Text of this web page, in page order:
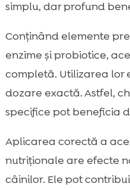
simplu, dar profund
Conținând elemente
enzime și probiotice,
completă. Utilizarea lor
dozare exactă. Astfel,
specifice pot beneficia
Aplicarea corectă a
nutriționale are efecte
câinilor. Ele pot